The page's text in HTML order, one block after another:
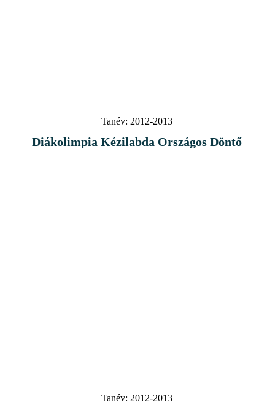
Tanév: 2012-2013
Diákolimpia Kézilabda Országos Döntő
Tanév: 2012-2013